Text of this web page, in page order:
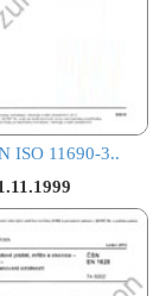
ISO 11690-3..